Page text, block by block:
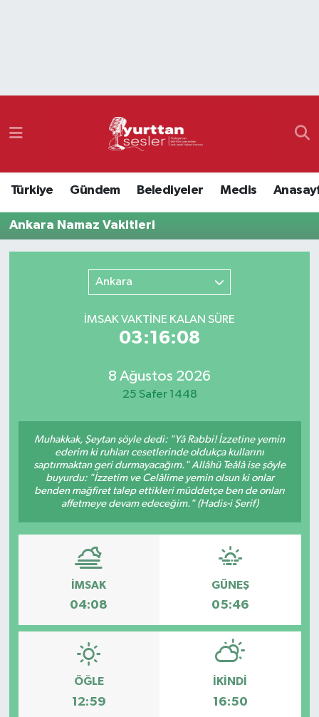
Türkiye Gündem Belediyeler Meclis
Ankara Namaz Vakitleri
Ankara
İMSAK VAKTİNE KALAN SÜRE
03:16:08
8 Ağustos 2026
25 Safer 1448
Muhakkak, Şeytan şöyle dedi: "Yâ Rabbi! İzzetine yemin
ederim ki ruhları cesetlerinde oldukça kullarını
saptırmaktan geri durmayacağım." Allâhü Teâlâ ise şöyle
buyurdu: "İzzetim ve Celâlime yemin olsun ki onlar
benden mağfiret talep ettikleri müddetçe ben de onları
affetmeye devam edeceğim." (Hadis-i Şerif)
İMSAK
04:08
GÜNEŞ
05:46
ÖĞLE
12:59
İKINDI
16:50
Namaz Vakitleri
Süper Lig Puan Durumu ve Fikstür
Son Dakika Haberleri